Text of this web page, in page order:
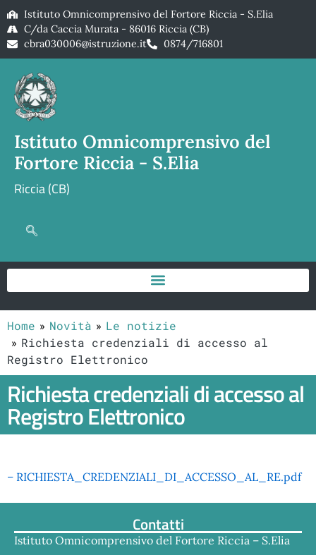
Istituto Omnicomprensivo del Fortore Riccia - S.Elia
C/da Caccia Murata - 86016 Riccia (CB)
cbra030006@istruzione.it
0874/716801
Istituto Omnicomprensivo del
Fortore Riccia - S.Elia
Riccia (CB)
Home Novità
Le notizie
Richiesta credenziali di accesso al
Registro Elettronico
Richiesta credenziali di accesso al
Registro Elettronico
– RICHIESTA_CREDENZIALI_DI_ACCESSO_AL_RE.pdf
Contatti
Istituto Omnicomprensivo del Fortore Riccia – S.Elia